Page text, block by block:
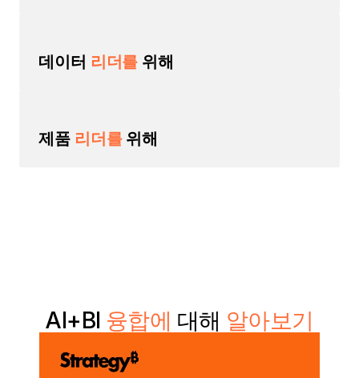
데이터 리더를 위해
제품 리더를위해
AI+BI 융합에 대해 알아보기